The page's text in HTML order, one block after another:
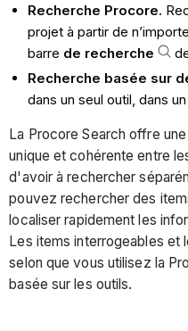
Recherche Procore.
projet à partir de
barre de recherche
Recherche basée sur
dans un seul outil, dans
La Procore Search offre
unique et cohérente entre
d'avoir à rechercher
pouvez rechercher des
localiser rapidement les
Les items interrogeables et
selon que vous utilisez la
basée sur les outils.